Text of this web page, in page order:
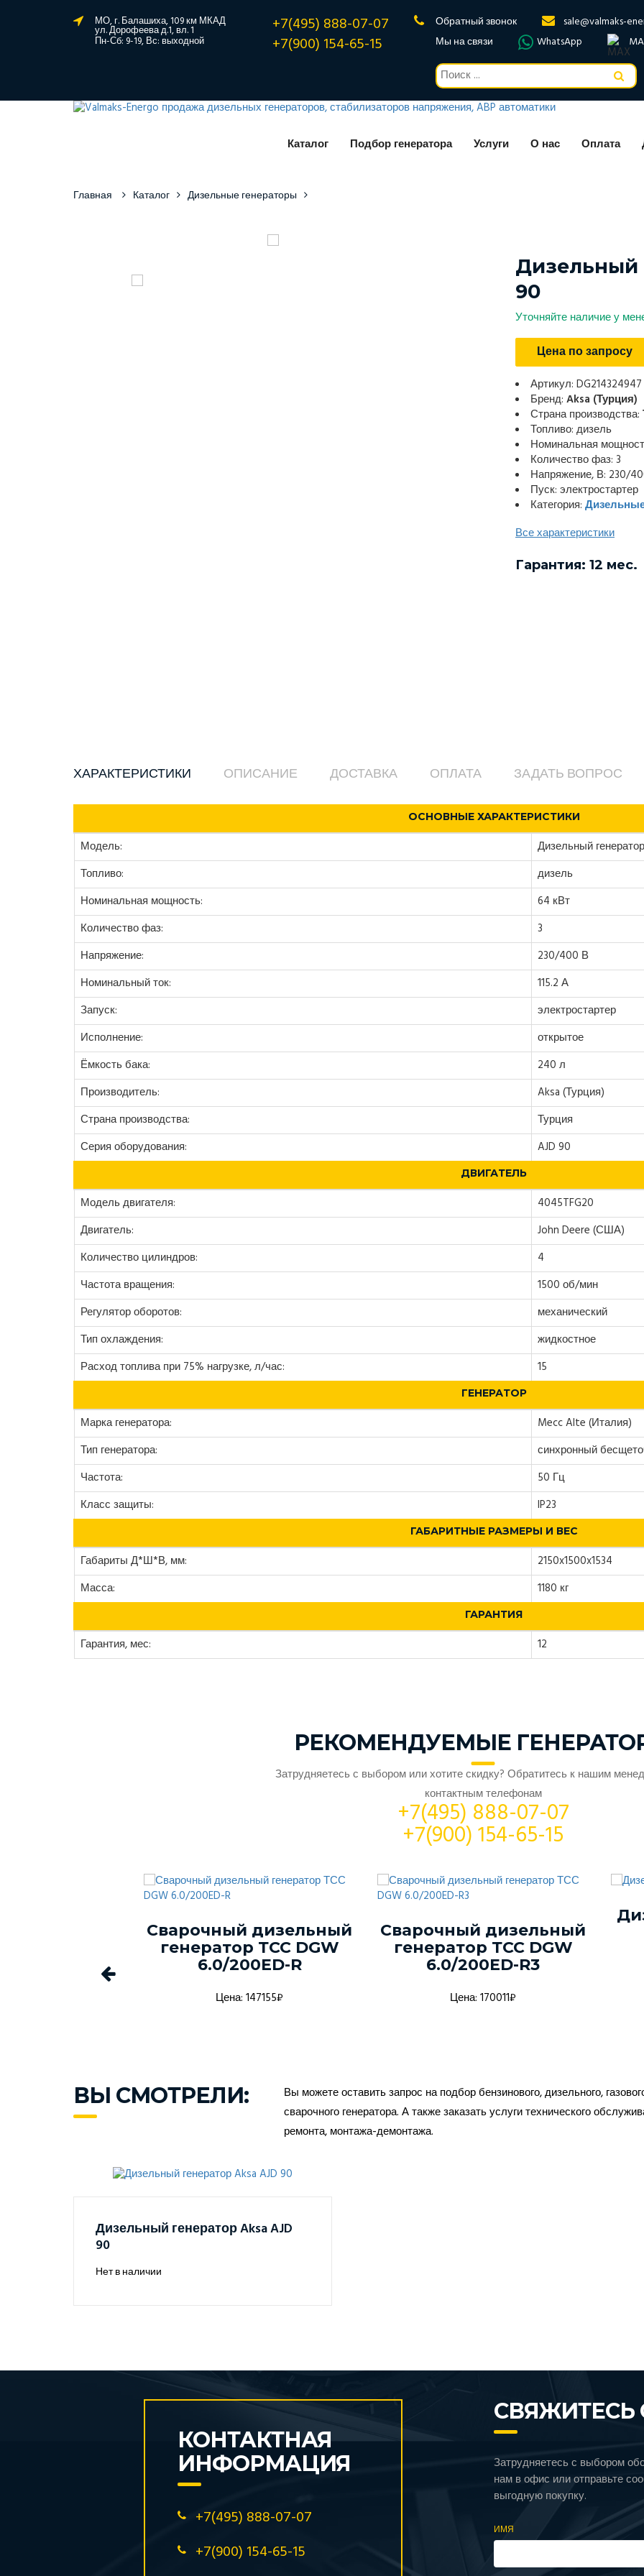
МО, г. Балашиха, 109 км МКАД
ул. Дорофеева д.1, вл. 1
Пн-Сб: 9-19, Вс: выходной
+7(495) 888-07-07
+7(900) 154-65-15
Обратный звонок
sale@valmaks-
Мы на связи
WhatsApp
Каталог Подбор генератора Услуги О нас Оплата
Главная Каталог Дизельные генераторы
Дизельный
90
Уточняйте наличие у
Цена по запросу
Артикул: DG214324947
Бренд: Aksa (Турция)
Страна производства:
Топливо: дизель
Номинальная
Количество фаз: 3
Напряжение, В: 230/
Пуск: электростартер
Категория:
Все характеристики
Гарантия: 12 мес.
ХАРАКТЕРИСТИКИ ОПИСАНИЕ ДОСТАВКА ОПЛАТА ЗАДАТЬ ВОПРОС
ОСНОВНЫЕ ХАРАКТЕРИСТИКИ
Модель:
Дизельный
Топливо:
дизель
Номинальная мощность:
64 кВт
Количество фаз:
3
Напряжение:
230/400 В
Номинальный ток:
115.2 А
Запуск:
электростартер
Исполнение:
открытое
Ёмкость бака:
240 л
Производитель:
Aksa (Турция)
Страна производства:
Турция
Серия оборудования:
AJD 90
ДВИГАТЕЛЬ
Модель двигателя:
4045TFG20
Двигатель:
John Deere (США)
Количество цилиндров:
4
Частота вращения:
1500 об/мин
Регулятор оборотов:
механический
Тип охлаждения:
жидкостное
Расход топлива при 75% нагрузке, л/час:
15
ГЕНЕРАТОР
Марка генератора:
Mecc Alte (Италия)
Тип генератора:
синхронный
Частота:
50 Гц
Класс защиты:
IP23
ГАБАРИТНЫЕ РАЗМЕРЫ И ВЕС
Габариты Д*Ш*В, мм:
2150x1500x1534
Масса:
1180 кг
ГАРАНТИЯ
Гарантия, мес: 12
РЕКОМЕНДУЕМЫЕ
Затрудняетесь с выбором или хотите скидку? Обратитесь к нашим
контактным телефонам
+7(495) 888-07-07
+7(900) 154-65-15
Сварочный дизельный
генератор ТСС DGW
6.0/200ED-R
Цена: 147155₽
Сварочный дизельный
генератор ТСС DGW
6.0/200ED-R3
Цена: 170011₽
ВЫ СМОТРЕЛИ:
Вы можете оставить запрос на подбор бензинового, дизельного,
сварочного генератора. А также заказать услуги технического
ремонта, монтажа-демонтажа.
Дизельный генератор Aksa AJD
90
Нет в наличии
КОНТАКТНАЯ
ИНФОРМАЦИЯ
+7(495) 888-07-07
+7(900) 154-65-15
СВЯЖИТЕСЬ
Затрудняетесь с выбором
нам в офис или отправьте
выгодную покупку.
ИМЯ